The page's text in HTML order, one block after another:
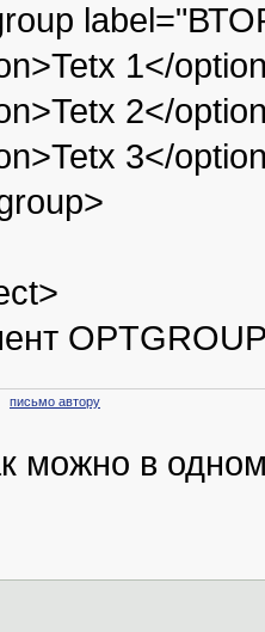
1</
2</
3</
письмо автору
можно в